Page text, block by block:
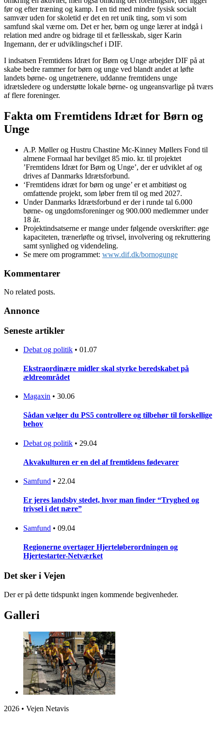
før og efter træning og kamp. I en tid med mindre fysisk socialt
samvær uden for skoletid er det en ret unik ting, som vi som
samfund skal værne om. Det er her, børn og unge lærer at indgå i
relation med andre og bidrage til et fællesskab, siger Karin
Ingemann, der er udviklingschef i DIF.
I indsatsen Fremtidens Idræt for Børn og Unge arbejder DIF på at
skabe bedre rammer for børn og unge ved blandt andet at løfte
landets børne- og ungetrænere, uddanne fremtidens unge
idrætsledere og understøtte lokale børne- og ungeansvarlige på tværs
af flere foreninger.
Fakta om Fremtidens Idræt for Børn og
Unge
A.P. Møller og Hustru Chastine Mc-Kinney Møllers Fond til
almene Formaal har bevilget 85 mio. kr. til projektet
’Fremtidens Idræt for Børn og Unge’, der er udviklet af og
drives af Danmarks Idrætsforbund.
‘Fremtidens idræt for børn og unge’ er et ambitiøst og
omfattende projekt, som løber frem til og med 2027.
Under Danmarks Idrætsforbund er der i runde tal 6.000
børne- og ungdomsforeninger og 900.000 medlemmer under
18 år.
Projektindsatserne er mange under følgende overskrifter: øge
kapaciteten, trænerløfte og trivsel, involvering og rekruttering
samt synlighed og videndeling.
Se mere om programmet: www.dif.dk/bornogunge
Kommentarer
No related posts.
Annonce
Seneste artikler
Debat og politik • 01.07
Ekstraordinære midler skal styrke beredskabet på
ældreområdet
Magaxin • 30.06
Sådan vælger du PS5 controllere og tilbehør til forskellige
behov
Debat og politik • 29.04
Akvakulturen er en del af fremtidens fødevarer
Samfund • 22.04
Er jeres landsby stedet, hvor man finder “Tryghed og
trivsel i det nære”
Samfund • 09.04
Regionerne overtager Hjerteløberordningen og
Hjertestarter-Netværket
Det sker i Vejen
Der er på dette tidspunkt ingen kommende begivenheder.
Galleri
2026 • Vejen Netavis